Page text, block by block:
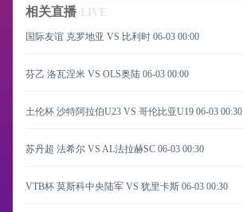
相关直播 LIVE
国际友谊 克罗地亚 VS 比利时 06-03 00:00
芬乙 洛瓦涅米 VS OLS奥陆 06-03 00:00
土伦杯 沙特阿拉伯U23 VS 哥伦比亚U19 06-03 00:30
苏丹超 法希尔 VS AL法拉赫SC 06-03 00:30
VTB杯 莫斯科中央陆军 VS 犹里卡斯 06-03 00:30